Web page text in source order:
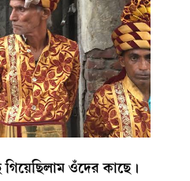
ওঁদের কাছে।